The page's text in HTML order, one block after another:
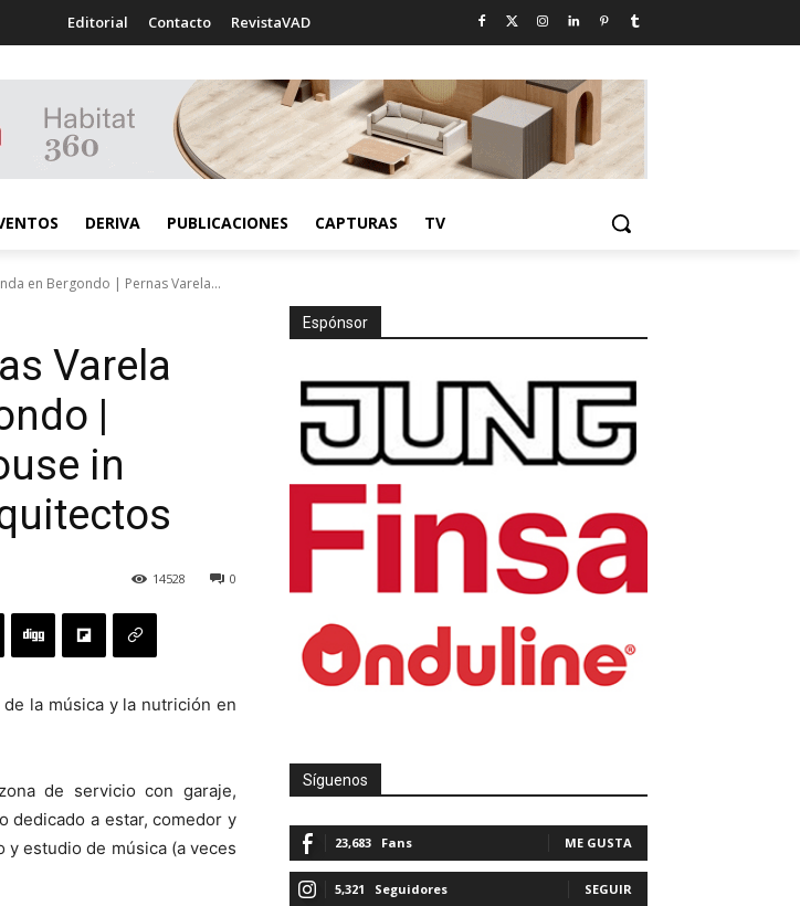
Editorial Contacto RevistaVAD
DERIVA PUBLICACIONES CAPTURAS TV
en Bergondo | Pernas Varela...
Varela
|
in
0
14528
la música y la nutrición en
de servicio con garaje,
dedicado a estar, comedor y
y estudio de música (a veces
Espónsor
Síguenos
23,683 Fans ME GUSTA
5,321 Seguidores SEGUIR